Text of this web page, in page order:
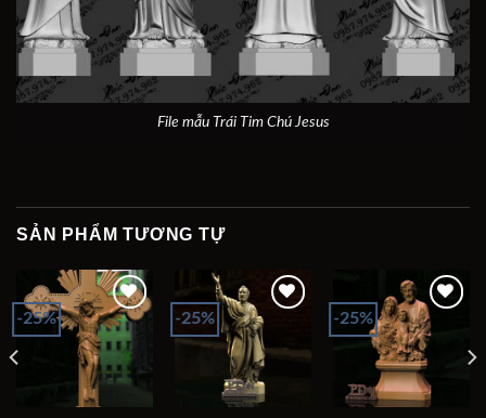
File mẫu Trái Tim Chú Jesus
SẢN PHẨM TƯƠNG TỰ
-25%
Add to
wishlist
-25%
Add to
wishlist
-25%
Add to
wishlist